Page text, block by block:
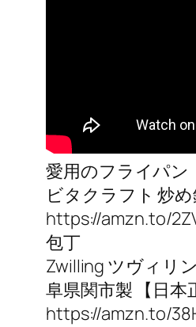
愛用のフライパン
ビタクラフト 炒
https://amzn.to/
包丁
Zwilling ツヴィリ
阜県関市製 【日本
https://amzn.to/